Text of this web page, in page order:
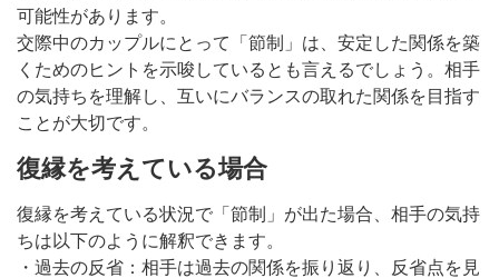
可能性があります。
交際中のカップルにとって「節制」は、安定した関係を築
くためのヒントを示唆しているとも言えるでしょう。相手
の気持ちを理解し、互いにバランスの取れた関係を目指す
ことが大切です。
復縁を考えている場合
復縁を考えている状況で「節制」が出た場合、相手の気持
ちは以下のように解釈できます。
・過去の反省：相手は過去の関係を振り返り、反省点を見